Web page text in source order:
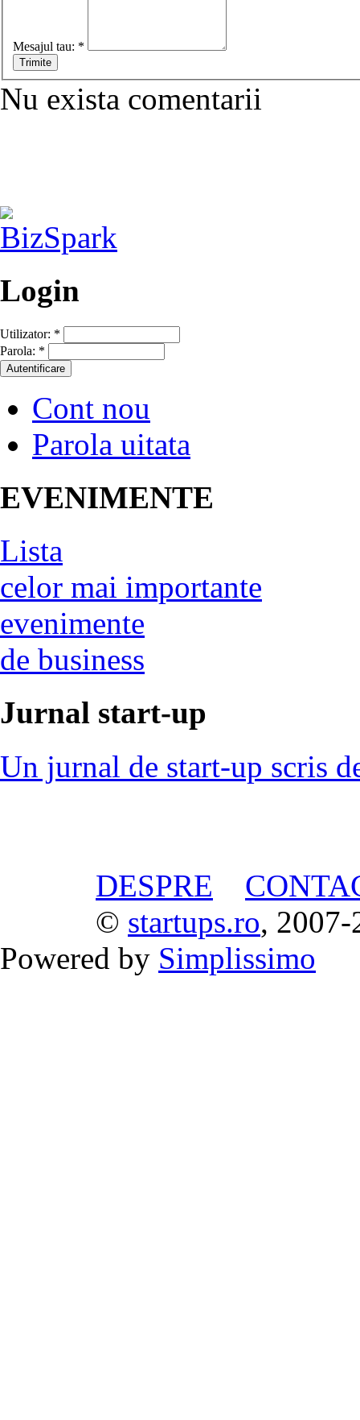
Mesajul tau: *
Nu exista comentarii
Login
Utilizator: *
Parola: *
Cont nou
Parola uitata
EVENIMENTE
Lista
celor mai importante
evenimente
de business
Jurnal start-up
Un jurnal de start-up scris
DESPRE
© startups.ro, 2007-
Powered by Simplissimo